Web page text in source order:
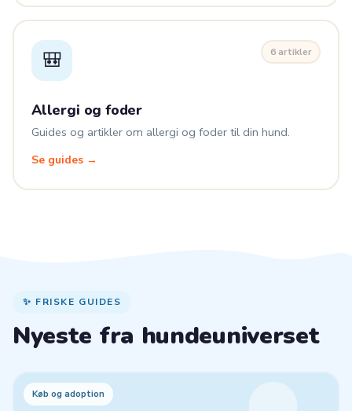
🎒 6 artikler
Allergi og foder
Guides og artikler om allergi og foder til din hund.
Se guides →
✨ FRISKE GUIDES
Nyeste fra hundeuniverset
Køb og adoption